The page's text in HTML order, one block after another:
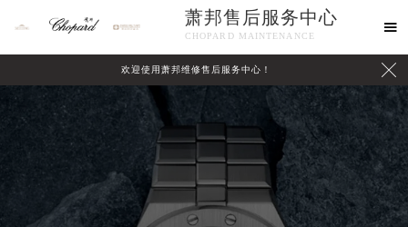
萧邦售后服务中心
CHOPARD MAINTENANCE

欢迎使用萧邦维修售后服务中心！ 
2026年8月萧邦中国区售后服务网络优化升级公告
2026年8月萧邦全国官方售后客户服务热线：400-885-0231
心介绍 联系我们